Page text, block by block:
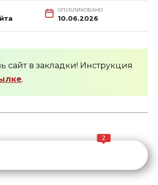
ОПУБЛИКОВАНО
10.06.2026
сайт в закладки! Инструкция
.
2